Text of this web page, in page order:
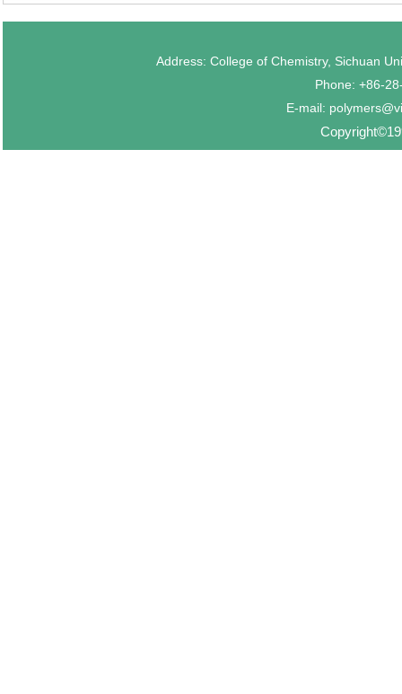
Address: College of Chemistry, Sichuan
Phone: +86-
E-mail: